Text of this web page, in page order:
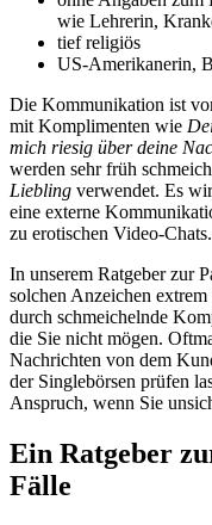
wie Lehrerin,
tief religiös
US-Amerikanerin,
Die Kommunikation ist
mit Komplimenten wie
mich riesig über deine
werden sehr früh
Liebling verwendet. Es
eine externe
zu erotischen Video-Chats.
In unserem Ratgeber zur
solchen Anzeichen
durch schmeichelnde
die Sie nicht mögen.
Nachrichten von dem
der Singlebörsen prüfen
Anspruch, wenn Sie
Ein Ratgeber
Fälle